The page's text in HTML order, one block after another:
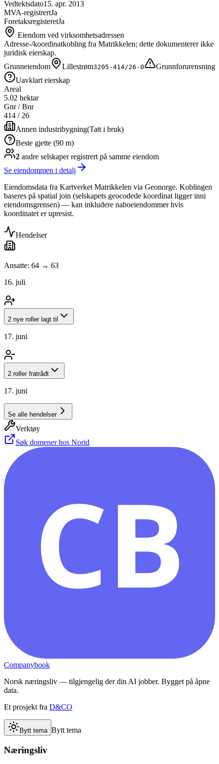
Vedtektsdato15. apr. 2013
MVA-registrertJa
ForetaksregisteretJa
Eiendom ved virksomhetsadressen
Adresse-/koordinatkobling fra Matrikkelen; dette dokumenterer ikke
juridisk eierskap.
Grunneiendom
Lillestrøm3205-414/26-0
Grunnforurensning
Uavklart eierskap
Areal
5.02 hektar
Gnr / Bnr
414 /26
Annen industribygning(Tatt i bruk)
Beste gjette (90 m)
2 andre selskaperregistrert på samme eiendom
Se eiendommen i detalj
Eiendomsdata fra Kartverket Matrikkelen via Geonorge. Koblingen
baseres på spatial join (selskapets geocodede koordinat ligger inni
eiendomsgrensen) — kan inkludere naboeiendommer hvis
koordinatet er upresist.
Hendelser
Ansatte: 64 → 63
16. juli
2 nye roller lagt til
17. juni
2 roller fratrådt
17. juni
Se alle hendelser
Verktøy
Søk domener hos Norid
CB
Companybook
Norsk næringsliv — tilgjengelig der din AI jobber. Bygget på åpne
data.
Et prosjekt fra D&CO
Bytt tema Bytt tema
Næringsliv